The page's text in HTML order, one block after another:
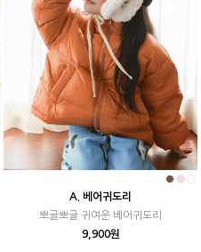
A. 베어귀도리
뽀글뽀글 귀여운 베어귀도리
9,900원